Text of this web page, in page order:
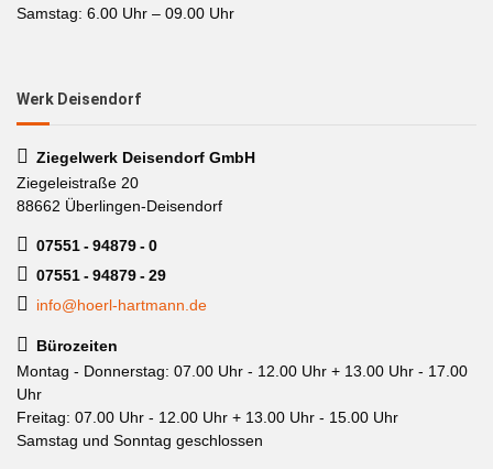
Samstag: 6.00 Uhr – 09.00 Uhr
Werk Deisendorf
Ziegelwerk Deisendorf GmbH
Ziegeleistraße 20
88662 Überlingen-Deisendorf
07551 - 94879 - 0
07551 - 94879 - 29
info@hoerl-hartmann.de
Bürozeiten
Montag - Donnerstag: 07.00 Uhr - 12.00 Uhr + 13.00 Uhr - 17.00
Uhr
Freitag: 07.00 Uhr - 12.00 Uhr + 13.00 Uhr - 15.00 Uhr
Samstag und Sonntag geschlossen